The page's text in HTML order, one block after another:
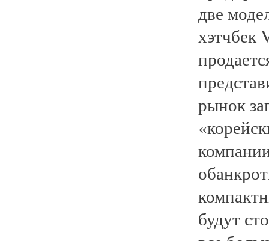
две
хэтчбек
рынок
будут